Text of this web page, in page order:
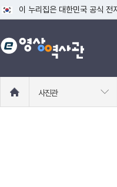
이 누리집은 대한민국 공식 전
공식 누리집 주소 확인하기
go.kr 주소를 사용하는 누리
로
사진관